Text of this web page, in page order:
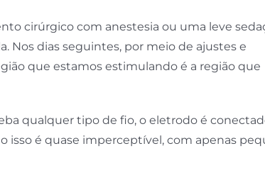
cirúrgico com anestesia ou uma leve
dias seguintes, por meio de ajustes e
que estamos estimulando é a região que
qualquer tipo de fio, o eletrodo é
isso é quase imperceptível, com apenas